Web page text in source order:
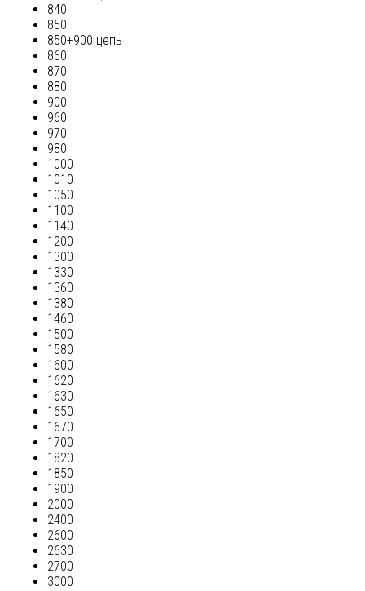
840
850
850+900 цепь
860
870
880
900
960
970
980
1000
1010
1050
1100
1140
1200
1300
1330
1360
1380
1460
1500
1580
1600
1620
1630
1650
1670
1700
1820
1850
1900
2000
2400
2600
2630
2700
3000